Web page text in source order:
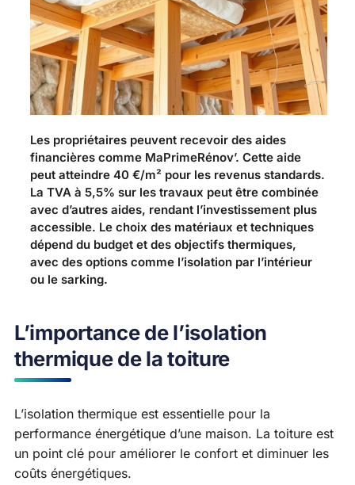
Les propriétaires peuvent recevoir des aides
financières comme MaPrimeRénov’. Cette aide
peut atteindre 40 €/m² pour les revenus standards.
La TVA à 5,5% sur les travaux peut être combinée
avec d’autres aides, rendant l’investissement plus
accessible. Le choix des matériaux et techniques
dépend du budget et des objectifs thermiques,
avec des options comme l’isolation par l’intérieur
ou le sarking.
L’importance de l’isolation
thermique de la toiture
L’isolation thermique est essentielle pour la
performance énergétique d’une maison. La toiture est
un point clé pour améliorer le confort et diminuer les
coûts énergétiques.